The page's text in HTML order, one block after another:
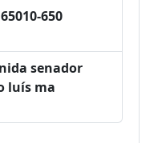
650
senador
luís ma